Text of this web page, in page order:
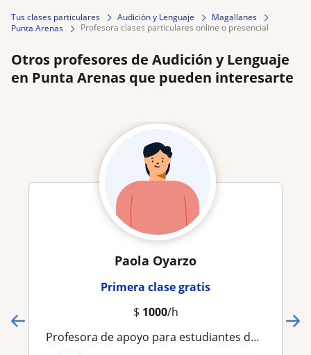
Tus clases particulares Audición y Lenguaje
Magallanes
Punta Arenas
profesora clases particulares online o presencial
Otros profesores de Audición y Lenguaje
en Punta Arenas que pueden interesarte
Paola Oyarzo
Primera clase gratis
$ 1000/h
Profesora de apoyo para estudiantes de Educación Inicial en contenidos de Lenguaje y Matemáticas